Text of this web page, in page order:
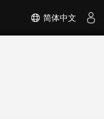
简体中文